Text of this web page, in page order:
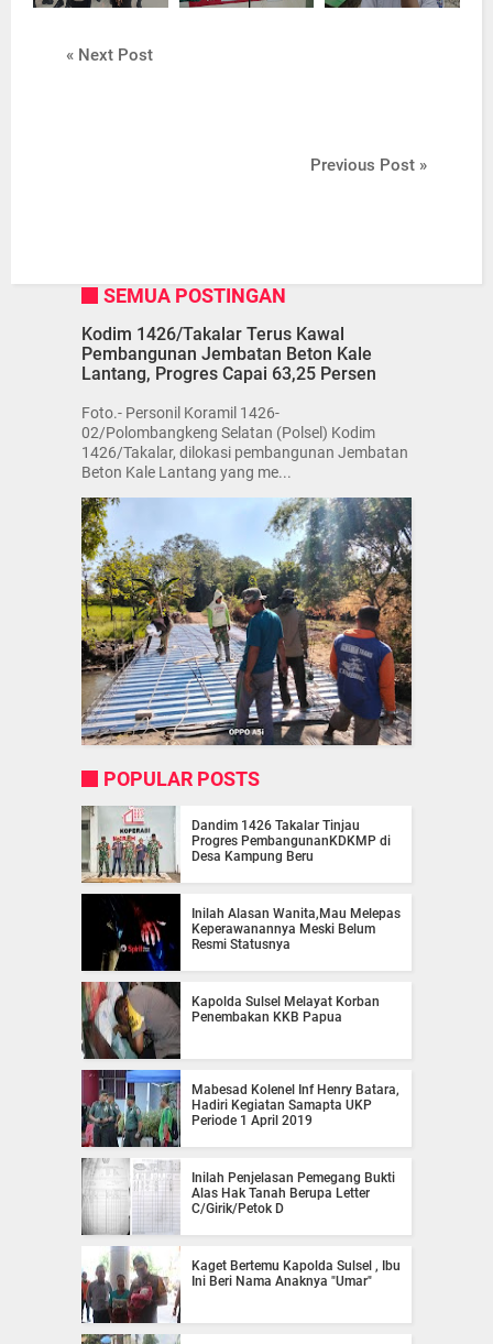
« Next Post
Previous Post »
SEMUA POSTINGAN
Kodim 1426/Takalar Terus Kawal
Pembangunan Jembatan Beton Kale
Lantang, Progres Capai 63,25 Persen
Foto.- Personil Koramil 1426-
02/Polombangkeng Selatan (Polsel) Kodim
1426/Takalar, dilokasi pembangunan Jembatan
Beton Kale Lantang yang me...
POPULAR POSTS
Dandim 1426 Takalar Tinjau
Progres PembangunanKDKMP di
Desa Kampung Beru
Inilah Alasan Wanita,Mau Melepas
Keperawanannya Meski Belum
Resmi Statusnya
Kapolda Sulsel Melayat Korban
Penembakan KKB Papua
Mabesad Kolenel Inf Henry Batara,
Hadiri Kegiatan Samapta UKP
Periode 1 April 2019
Inilah Penjelasan Pemegang Bukti
Alas Hak Tanah Berupa Letter
C/Girik/Petok D
Kaget Bertemu Kapolda Sulsel , Ibu
Ini Beri Nama Anaknya "Umar"